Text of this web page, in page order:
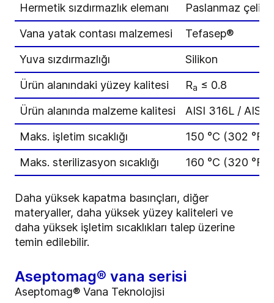
Hermetik sızdırmazlık elemanı
Paslanmaz çelik
Vana yatak contası malzemesi
Tefasep®
Yuva sızdırmazlığı
Silikon
Ürün alanındaki yüzey kalitesi
Ra ≤ 0.8
Ürün alanında malzeme kalitesi
AISI 316L / AISI
Maks. işletim sıcaklığı
150 °C (302 °F)
Maks. sterilizasyon sıcaklığı
160 °C (320 °F),
Daha yüksek kapatma basınçları, diğer
materyaller, daha yüksek yüzey kaliteleri ve
daha yüksek işletim sıcaklıkları talep üzerine
temin edilebilir.
Aseptomag® vana serisi
Aseptomag® Vana Teknolojisi